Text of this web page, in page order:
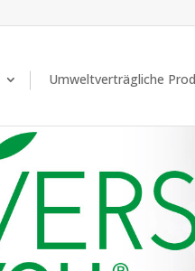
Umweltverträgliche